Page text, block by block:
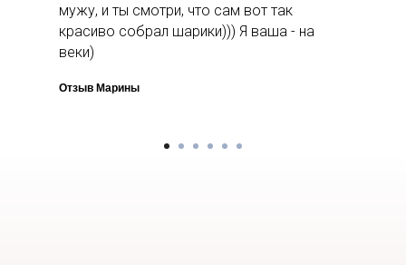
мужу, и ты смотри, что сам вот так
красиво собрал шарики))) Я ваша - на
веки)
Отзыв Марины